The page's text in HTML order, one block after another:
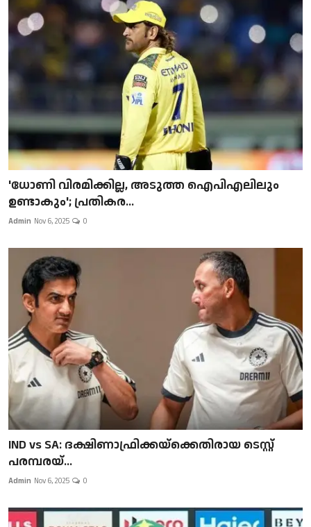
'ധോണി വിരമിക്കില്ല, അടുത്ത ഐപിഎലിലും
ഉണ്ടാകും'; പ്രതികര...
Admin Nov 6, 2025 0
IND vs SA: ദക്ഷിണാഫ്രിക്കയ്‌ക്കെതിരായ ടെസ്റ്റ്
പരമ്പരയ്...
Admin Nov 6, 2025 0